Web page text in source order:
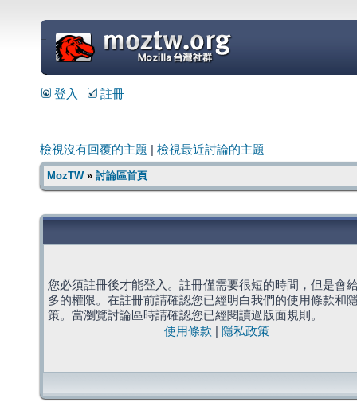
=
登入 註冊
檢視沒有回覆的主題 檢視最近討論的主題
MozTW» 討論區首頁
您必須註冊後才能登入。註冊僅需要很短的時間，但是會
多的權限。在註冊前請確認您已經明白我們的使用條款和
策。當瀏覽討論區時請確認您已經閱讀過版面規則。
使用條款
隱私政策